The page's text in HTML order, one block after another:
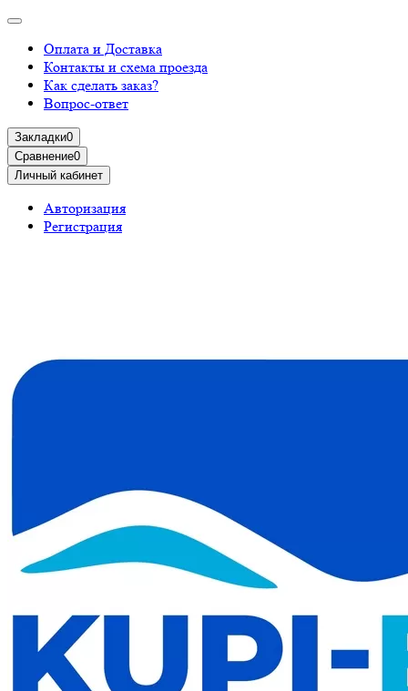
Оплата и Доставка
Контакты и схема проезда
Как сделать заказ?
Вопрос-ответ
Закладки0
Сравнение0
Личный кабинет
Авторизация
Регистрация